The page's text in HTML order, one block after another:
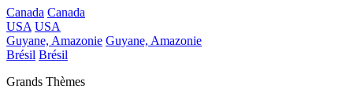
Canada Canada
USA USA
Guyane, Amazonie Guyane, Amazonie
Brésil Brésil
Grands Thèmes